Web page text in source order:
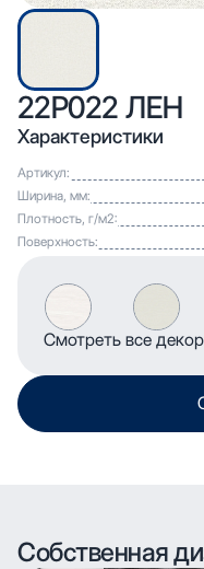
22Р022 ЛЕН
Характеристики
Артикул:
Ширина, мм:
Плотность, г/м2:
Поверхность:
Смотреть все
Собственная